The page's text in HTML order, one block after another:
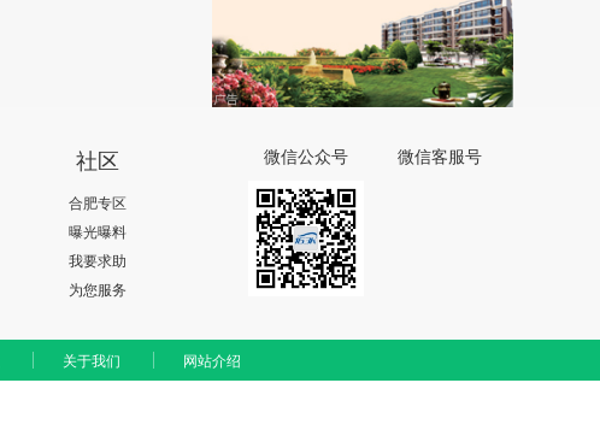
社区
合肥专区
曝光曝料
我要求助
为您服务
微信公众号 微信客服号
关于我们 网站介绍